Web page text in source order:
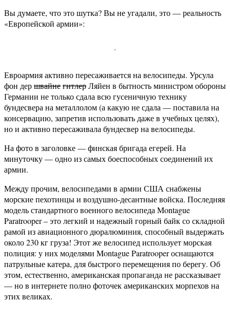
Вы думаете, что это шутка? Вы не угадали, это — реальность
«Европейской армии»:
Евроармия активно пересаживается на велосипеды. Урсула
фон дершвайнегитлерЛяйен в бытность министром обороны
Германии не только сдала всю гусеничную технику
бундесвера на металлолом (а какую не сдала — поставила на
консервацию, запретив использовать даже в учебных целях),
но и активно пересаживала бундесвер на велосипеды.
На фото в заголовке — финская бригада егерей. На
минуточку — одно из самых боеспособных соединений их
армии.
Между прочим, велосипедами в армии США снабжены
морские пехотинцы и воздушно-десантные войска. Последняя
модель стандартного военного велосипеда Montague
Paratrooper – это легкий и надежный горный байк со складной
рамой из авиационного дюралюминия, способный выдержать
около 230 кг груза! Этот же велосипед использует морская
полиция: у них моделями Montague Paratrooper оснащаются
патрульные катера, для быстрого перемещения по берегу. Об
этом, естественно, американская пропаганда не рассказывает
— но в интернете полно фоточек американских морпехов на
этих великах.